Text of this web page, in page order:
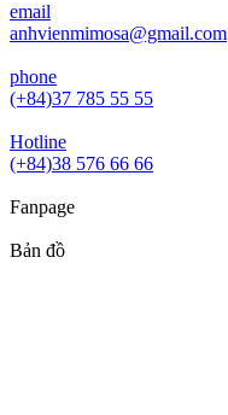
email
anhvienmimosa@gmail.com
phone
(+84)37 785 55 55
Hotline
(+84)38 576 66 66
Fanpage
Bản đồ